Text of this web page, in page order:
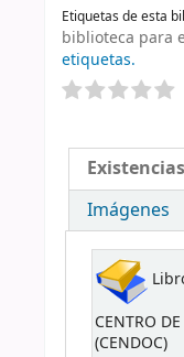
Etiquetas de esta
biblioteca para
etiquetas.
Existencias
Imágenes
CENTRO
(CENDOC)